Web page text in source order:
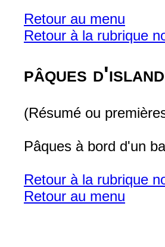
Retour au menu
Retour à la rubrique
pâques
(Résumé ou
Pâques à bord d'un
Retour à la rubrique
Retour au menu